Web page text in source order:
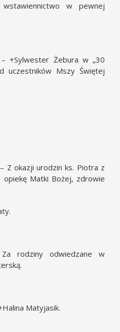
w pewnej
+Sylwester Żebura w „30
uczestników Mszy Świętej
Z okazji urodzin ks. Piotra z
Matki Bożej, zdrowie
Za rodziny odwiedzane w
Matyjasik.